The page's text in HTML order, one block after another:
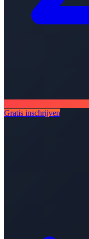
Gratis inschrijven